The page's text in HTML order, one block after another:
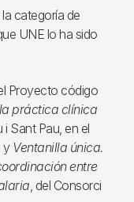
categoría de
UNE lo ha sido
Proyecto código
práctica clínica
i Sant Pau, en el
y Ventanilla única.
entre
, del Consorci